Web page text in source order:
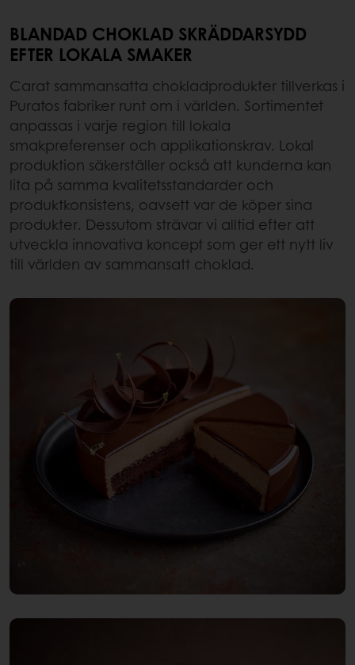
BLANDAD CHOKLAD SKRÄDDARSYDD
EFTER LOKALA SMAKER
Carat sammansatta chokladprodukter tillverkas i
Puratos fabriker runt om i världen. Sortimentet
anpassas i varje region till lokala
smakpreferenser och applikationskrav. Lokal
produktion säkerställer också att kunderna kan
lita på samma kvalitetsstandarder och
produktkonsistens, oavsett var de köper sina
produkter. Dessutom strävar vi alltid efter att
utveckla innovativa koncept som ger ett nytt liv
till världen av sammansatt choklad.